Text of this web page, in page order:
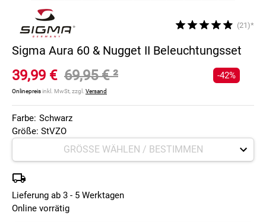
(21)*
Sigma Aura 60 & Nugget II Beleuchtungsset
39,99 € 69,95 €²
Onlinepreisinkl. MwSt, zzgl. Versand
-42%
Farbe: Schwarz
Größe: StVZO
Lieferung ab 3 - 5 Werktagen
Online vorrätig